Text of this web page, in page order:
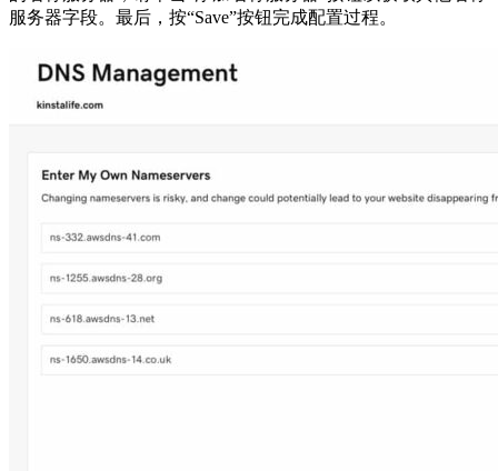
服务器字段。最后，按“Save”按钮完成配置过程。